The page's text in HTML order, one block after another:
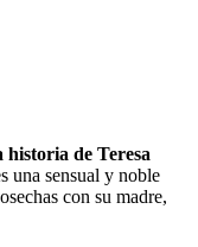
historia de Teresa
una sensual y noble
con su madre,